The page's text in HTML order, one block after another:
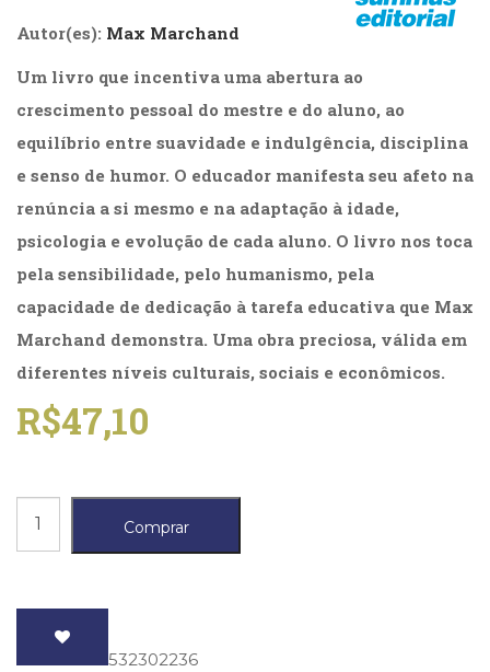
Culinária,
(14)
Economia,
(31)
Educação
(278)
Especial
(39)
Fisioterapia
Fonoaudiologia
(54)
terapia
(92)
(11)
Literatura,
Autor(es): Max Marchand
Um livro que incentiva uma abertura ao
crescimento pessoal do mestre e do aluno, ao
equilíbrio entre suavidade e indulgência, disciplina
e senso de humor. O educador manifesta seu afeto na
renúncia a si mesmo e na adaptação à idade,
psicologia e evolução de cada aluno. O livro nos toca
pela sensibilidade, pelo humanismo, pela
capacidade de dedicação à tarefa educativa que Max
Marchand demonstra. Uma obra preciosa, válida em
diferentes níveis culturais, sociais e econômicos.
R$47,10
Afetividade
A
quantidade
Comprar
: 9788532302236